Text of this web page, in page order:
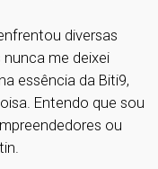
diversas
me deixei
essência da Biti9,
Entendo que sou
ou